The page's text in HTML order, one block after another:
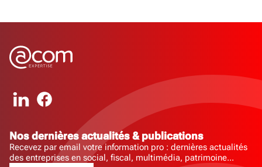
Nos dernières actualités & publications
Recevez par email votre information pro : dernières actualités
des entreprises en social, fiscal, multimédia, patrimoine...